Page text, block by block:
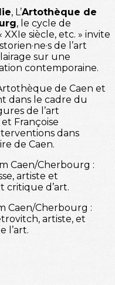
, L’Artothèque de
, le cycle de
siècle, etc. » invite
de l’art
sur une
contemporaine.
de Caen et
dans le cadre du
de l’art
Françoise
dans
de Caen.
Caen/Cherbourg :
artiste et
critique d’art.
Caen/Cherbourg :
artiste, et
l’art.